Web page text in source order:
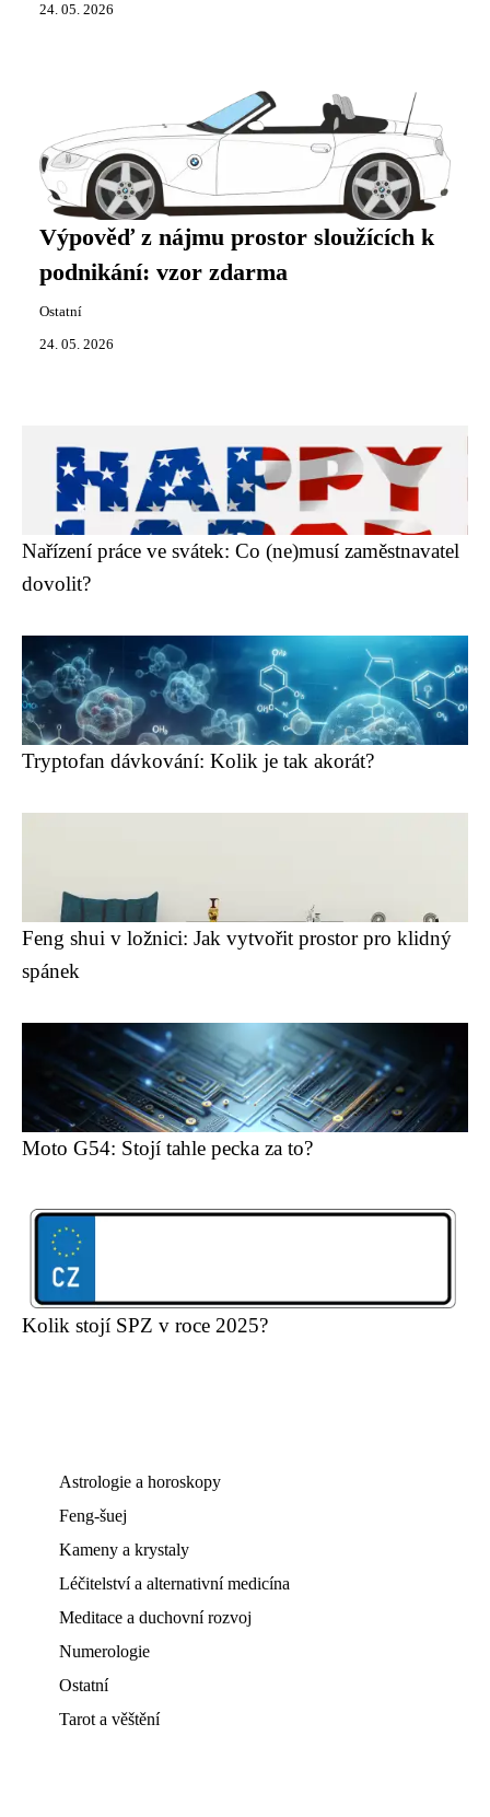
24. 05. 2026
Výpověď z nájmu prostor sloužících k
podnikání: vzor zdarma
Ostatní
24. 05. 2026
Nařízení práce ve svátek: Co (ne)musí zaměstnavatel
dovolit?
Tryptofan dávkování: Kolik je tak akorát?
Feng shui v ložnici: Jak vytvořit prostor pro klidný
spánek
Moto G54: Stojí tahle pecka za to?
Kolik stojí SPZ v roce 2025?
Astrologie a horoskopy
Feng-šuej
Kameny a krystaly
Léčitelství a alternativní medicína
Meditace a duchovní rozvoj
Numerologie
Ostatní
Tarot a věštění